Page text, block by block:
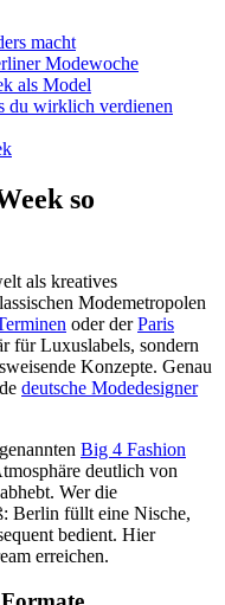
macht
Modewoche
als Model
du wirklich verdienen
so
als kreatives
Modemetropolen
oder derParis
für Luxuslabels, sondern
Konzepte. Genau
deutsche Modedesigner
Big 4 Fashion
deutlich von
Wer die
Berlin füllt eine Nische,
bedient. Hier
erreichen.